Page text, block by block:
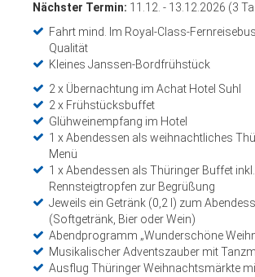
Nächster Termin: 11.12. - 13.12.2026 (3
Fahrt mind. Im Royal-Class-
Qualität
Kleines Janssen-Bordfrühstück
2 x Übernachtung im Achat Hotel Suhl
2 x Frühstücksbuffet
Glühweinempfang im Hotel
1 x Abendessen als weihnachtliches
Menü
1 x Abendessen als Thüringer Buffet inkl.
Rennsteigtropfen zur Begrüßung
Jeweils ein Getränk (0,2 l) zum
(Softgetränk, Bier oder Wein)
Abendprogramm „Wunderschöne
Musikalischer Adventszauber mit
Ausflug Thüringer Weihnachtsmärkte